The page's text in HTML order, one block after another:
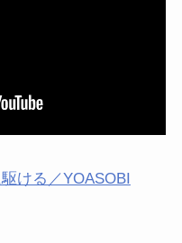
ける／YOASOBI